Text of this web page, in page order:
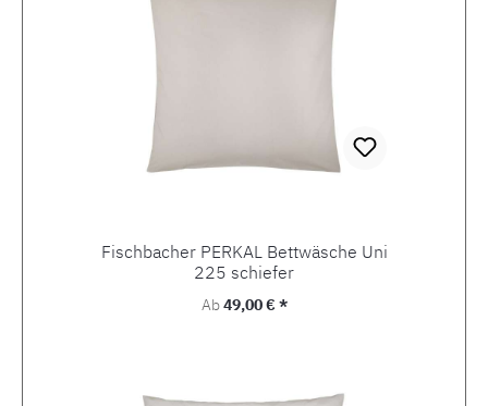
Fischbacher PERKAL Bettwäsche Uni
225 schiefer
Regulärer Preis:
Ab49,00 € *